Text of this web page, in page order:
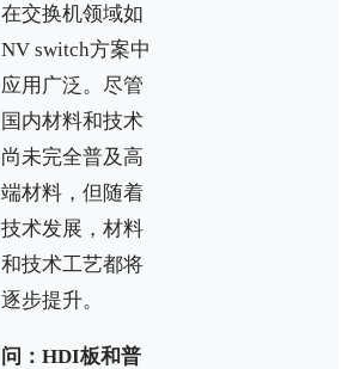
在交换机领域如
NV switch方案中
应用广泛。尽管
国内材料和技术
尚未完全普及高
端材料，但随着
技术发展，材料
和技术工艺都将
逐步提升。
问：HDI板和普